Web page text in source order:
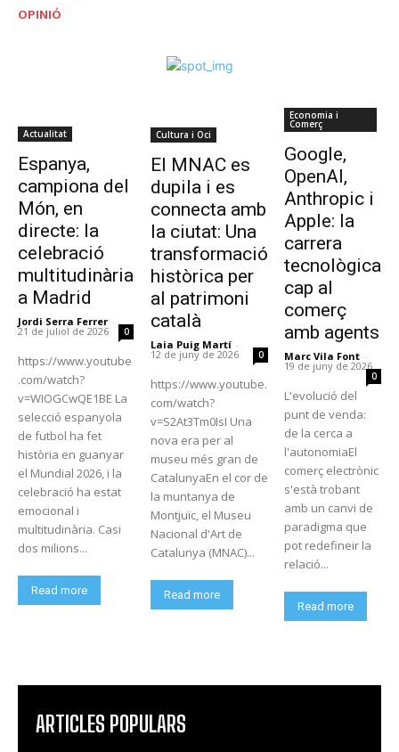
OPINIÓ
Actualitat
Espanya,
campiona del
Món, en
directe: la
celebració
multitudinària
a Madrid
Jordi Serra Ferrer -
21 de juliol de 2026 0
https://www.youtube
.com/watch?
v=WIOGCwQE1BE La
selecció espanyola
de futbol ha fet
història en guanyar
el Mundial 2026, i la
celebració ha estat
emocional i
multitudinària. Casi
dos milions...
Read more
Cultura i Oci
El MNAC es
dupila i es
connecta amb
la ciutat: Una
transformació
històrica per
al patrimoni
català
Laia Puig Martí -
12 de juny de 2026 0
https://www.youtube.
com/watch?
v=S2At3Tm0IsI Una
nova era per al
museu més gran de
CatalunyaEn el cor de
la muntanya de
Montjuïc, el Museu
Nacional d'Art de
Catalunya (MNAC)...
Read more
Economia i
Comerç
Google,
OpenAI,
Anthropic i
Apple: la
carrera
tecnològica
cap al
comerç
amb agents
Marc Vila Font -
19 de juny de 2026
0
L'evolució del
punt de venda:
de la cerca a
l'autonomiaEl
comerç electrònic
s'està trobant
amb un canvi de
paradigma que
pot redefineir la
relació...
Read more
ARTICLES POPULARS